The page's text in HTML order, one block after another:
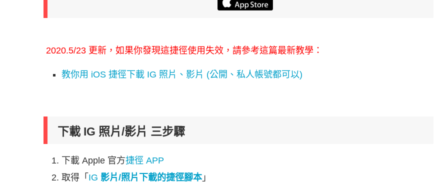
2020.5/23 更新，如果你發現這捷徑使用失效，請參考這篇最新教學：
教你用 iOS 捷徑下載 IG 照片、影片 (公開、私人帳號都可以)
下載 IG 照片/影片 三步驟
下載 Apple 官方捷徑 APP
取得「 IG 影片/照片下載的捷徑腳本」